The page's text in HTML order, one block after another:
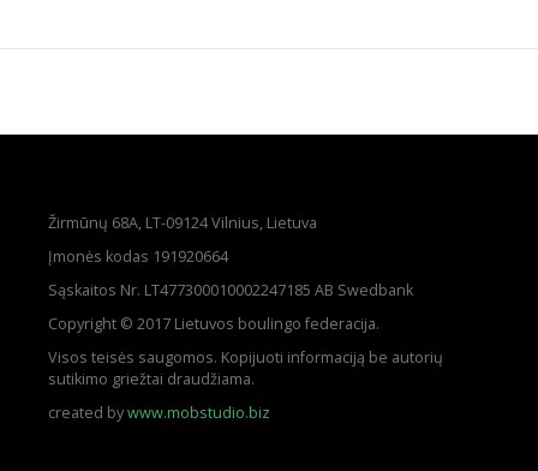
Žirmūnų 68A, LT-09124 Vilnius, Lietuva
Įmonės kodas 191920664
Sąskaitos Nr. LT477300010002247185 AB Swedbank
Copyright © 2017 Lietuvos boulingo federacija.
Visos teisės saugomos. Kopijuoti informaciją be autorių
sutikimo griežtai draudžiama.
created bywww.mobstudio.biz